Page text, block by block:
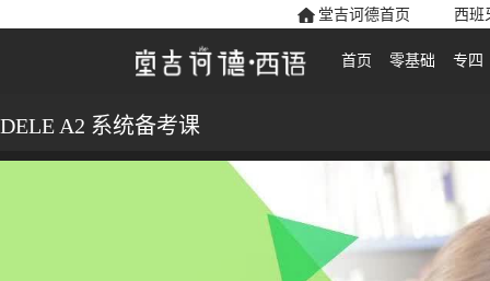
堂吉诃德首页 西班
首页 零基础 专四
DELE A2 系统备考课